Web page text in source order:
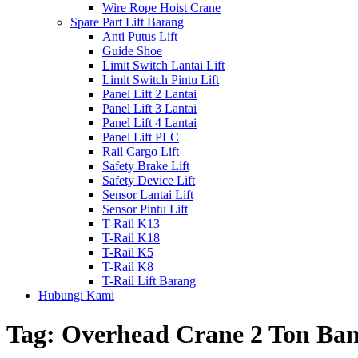
Wire Rope Hoist Crane
Spare Part Lift Barang
Anti Putus Lift
Guide Shoe
Limit Switch Lantai Lift
Limit Switch Pintu Lift
Panel Lift 2 Lantai
Panel Lift 3 Lantai
Panel Lift 4 Lantai
Panel Lift PLC
Rail Cargo Lift
Safety Brake Lift
Safety Device Lift
Sensor Lantai Lift
Sensor Pintu Lift
T-Rail K13
T-Rail K18
T-Rail K5
T-Rail K8
T-Rail Lift Barang
Hubungi Kami
Tag: Overhead Crane 2 Ton